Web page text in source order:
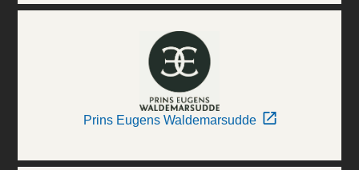
Prins Eugens Waldemarsudde